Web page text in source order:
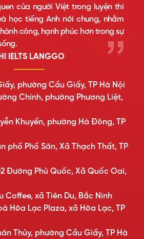
của người Việt trong luyện thi
học tiếng Anh nói chung, nhằm
công, hạnh phúc hơn trong sự
IELTS LANGGO
phường Cầu Giấy, TP Hà Nội
Chinh, phường Phương Liệt,
Khuyến, phường Hà Đông, TP
phố Phố Săn, Xã Thạch Thất, TP
Đường Phủ Quốc, Xã Quốc Oai,
Coffee, xã Tiên Du, Bắc Ninh
Hòa Lạc Plaza, xã Hòa Lạc, TP
Thủy, phường Cầu Giấy, TP Hà